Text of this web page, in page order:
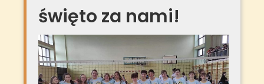
święto za nami!